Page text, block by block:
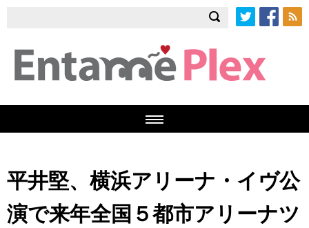
平井堅、横浜アリーナ・イヴ公
演で来年全国５都市アリーナツ